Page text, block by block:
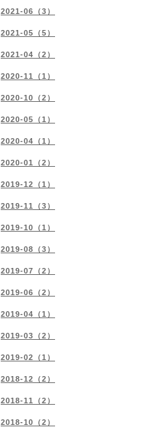
2021-06（3）
2021-05（5）
2021-04（2）
2020-11（1）
2020-10（2）
2020-05（1）
2020-04（1）
2020-01（2）
2019-12（1）
2019-11（3）
2019-10（1）
2019-08（3）
2019-07（2）
2019-06（2）
2019-04（1）
2019-03（2）
2019-02（1）
2018-12（2）
2018-11（2）
2018-10（2）